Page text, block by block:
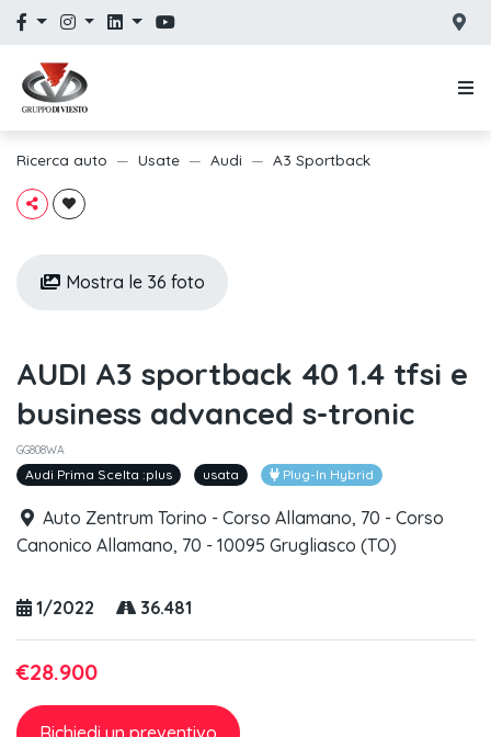
Ricerca auto Usate Audi A3 Sportback
Mostra le 36 foto
AUDI A3 sportback 40 1.4 tfsi e
business advanced s-tronic
GG808WA
Audi Prima Scelta :plus usata Plug-In Hybrid
Auto Zentrum Torino - Corso Allamano, 70 - Corso
Canonico Allamano, 70 - 10095 Grugliasco (TO)
1/2022 36.481
€28.900
Richiedi un preventivo